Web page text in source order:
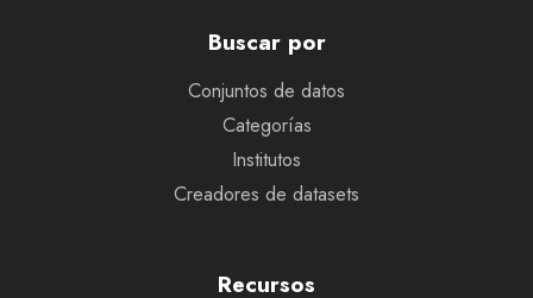
Buscar por
Conjuntos de datos
Categorías
Institutos
Creadores de datasets
Recursos